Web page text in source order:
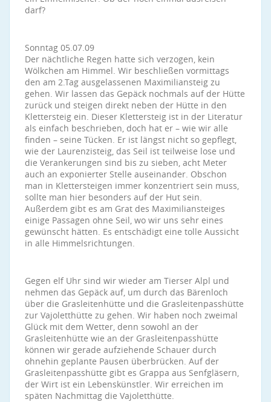
darf?
Sonntag 05.07.09
Der nächtliche Regen hatte sich verzogen, kein
Wölkchen am Himmel. Wir beschließen vormittags
den am 2.Tag ausgelassenen Maximiliansteig zu
gehen. Wir lassen das Gepäck nochmals auf der Hütte
zurück und steigen direkt neben der Hütte in den
Klettersteig ein. Dieser Klettersteig ist in der Literatur
als einfach beschrieben, doch hat er – wie wir alle
finden – seine Tücken. Er ist längst nicht so gepflegt,
wie der Laurenzisteig, das Seil ist teilweise lose und
die Verankerungen sind bis zu sieben, acht Meter
auch an exponierter Stelle auseinander. Obschon
man in Klettersteigen immer konzentriert sein muss,
sollte man hier besonders auf der Hut sein.
Außerdem gibt es am Grat des Maximiliansteiges
einige Passagen ohne Seil, wo wir uns sehr eines
gewünscht hätten. Es entschädigt eine tolle Aussicht
in alle Himmelsrichtungen.
Gegen elf Uhr sind wir wieder am Tierser Alpl und
nehmen das Gepäck auf, um durch das Bärenloch
über die Grasleitenhütte und die Grasleitenpasshütte
zur Vajoletthütte zu gehen. Wir haben noch zweimal
Glück mit dem Wetter, denn sowohl an der
Grasleitenhütte wie an der Grasleitenpasshütte
können wir gerade aufziehende Schauer durch
ohnehin geplante Pausen überbrücken. Auf der
Grasleitenpasshütte gibt es Grappa aus Senfgläsern,
der Wirt ist ein Lebenskünstler. Wir erreichen im
späten Nachmittag die Vajoletthütte.